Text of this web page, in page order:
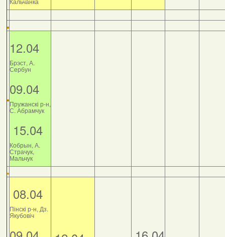
12.04
Брэст, А.
Сербун
09.04
Пружанскі р-н,
С. Абрамчук
15.04
Кобрын, А.
Страчук,
Мальчук
08.04
Пінскі р-н, Дз.
Якубовіч